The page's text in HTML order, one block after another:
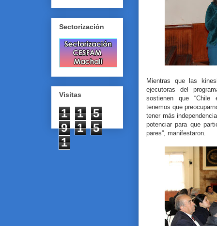
Mientras que las
ejecutoras del
sostienen que “Chile
tenemos que
tener más
potenciar para que
pares”, manifestaron.
Sectorización
Visitas
1 1
5
9
1
5
1